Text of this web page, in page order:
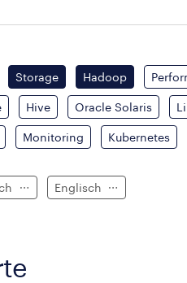
Storage Hadoop
Hive Oracle Solaris
Monitoring Kubernetes
Englisch